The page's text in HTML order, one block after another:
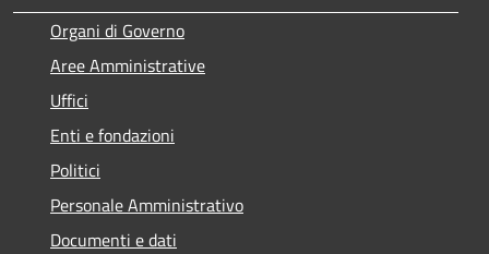
Organi di Governo
Aree Amministrative
Uffici
Enti e fondazioni
Politici
Personale Amministrativo
Documenti e dati